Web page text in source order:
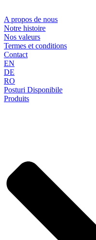
A propos de nous
Notre histoire
Nos valeurs
Termes et conditions
Contact
EN
DE
RO
Posturi Disponibile
Produits